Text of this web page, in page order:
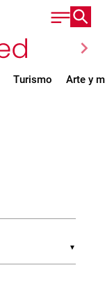
chevron_right
Turismo Arte y
▼